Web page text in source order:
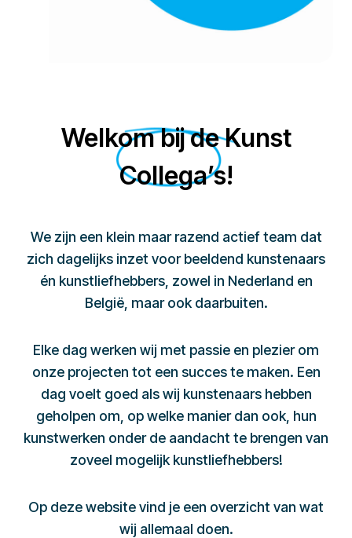
Welkom bij de Kunst
Collega’s!
We zijn een klein maar razend actief team dat
zich dagelijks inzet voor beeldend kunstenaars
én kunstliefhebbers, zowel in Nederland en
België, maar ook daarbuiten.
Elke dag werken wij met passie en plezier om
onze projecten tot een succes te maken. Een
dag voelt goed als wij kunstenaars hebben
geholpen om, op welke manier dan ook, hun
kunstwerken onder de aandacht te brengen van
zoveel mogelijk kunstliefhebbers!
Op deze website vind je een overzicht van wat
wij allemaal doen.